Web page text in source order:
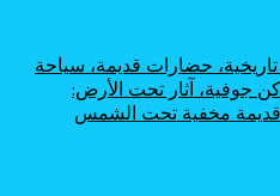
حضارات قديمة، سياحة
جوفية، آثار تحت الأرض:
مخفية تحت الشمس